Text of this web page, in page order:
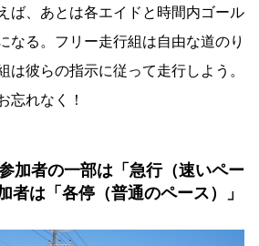
ば、あとは各エイドと時間内ゴール
なる。フリー走行組は自由な道のり
は彼らの指示に従って走行しよう。
忘れなく！
加者の一部は「急行（速いペー
者は「各停（普通のペース）」